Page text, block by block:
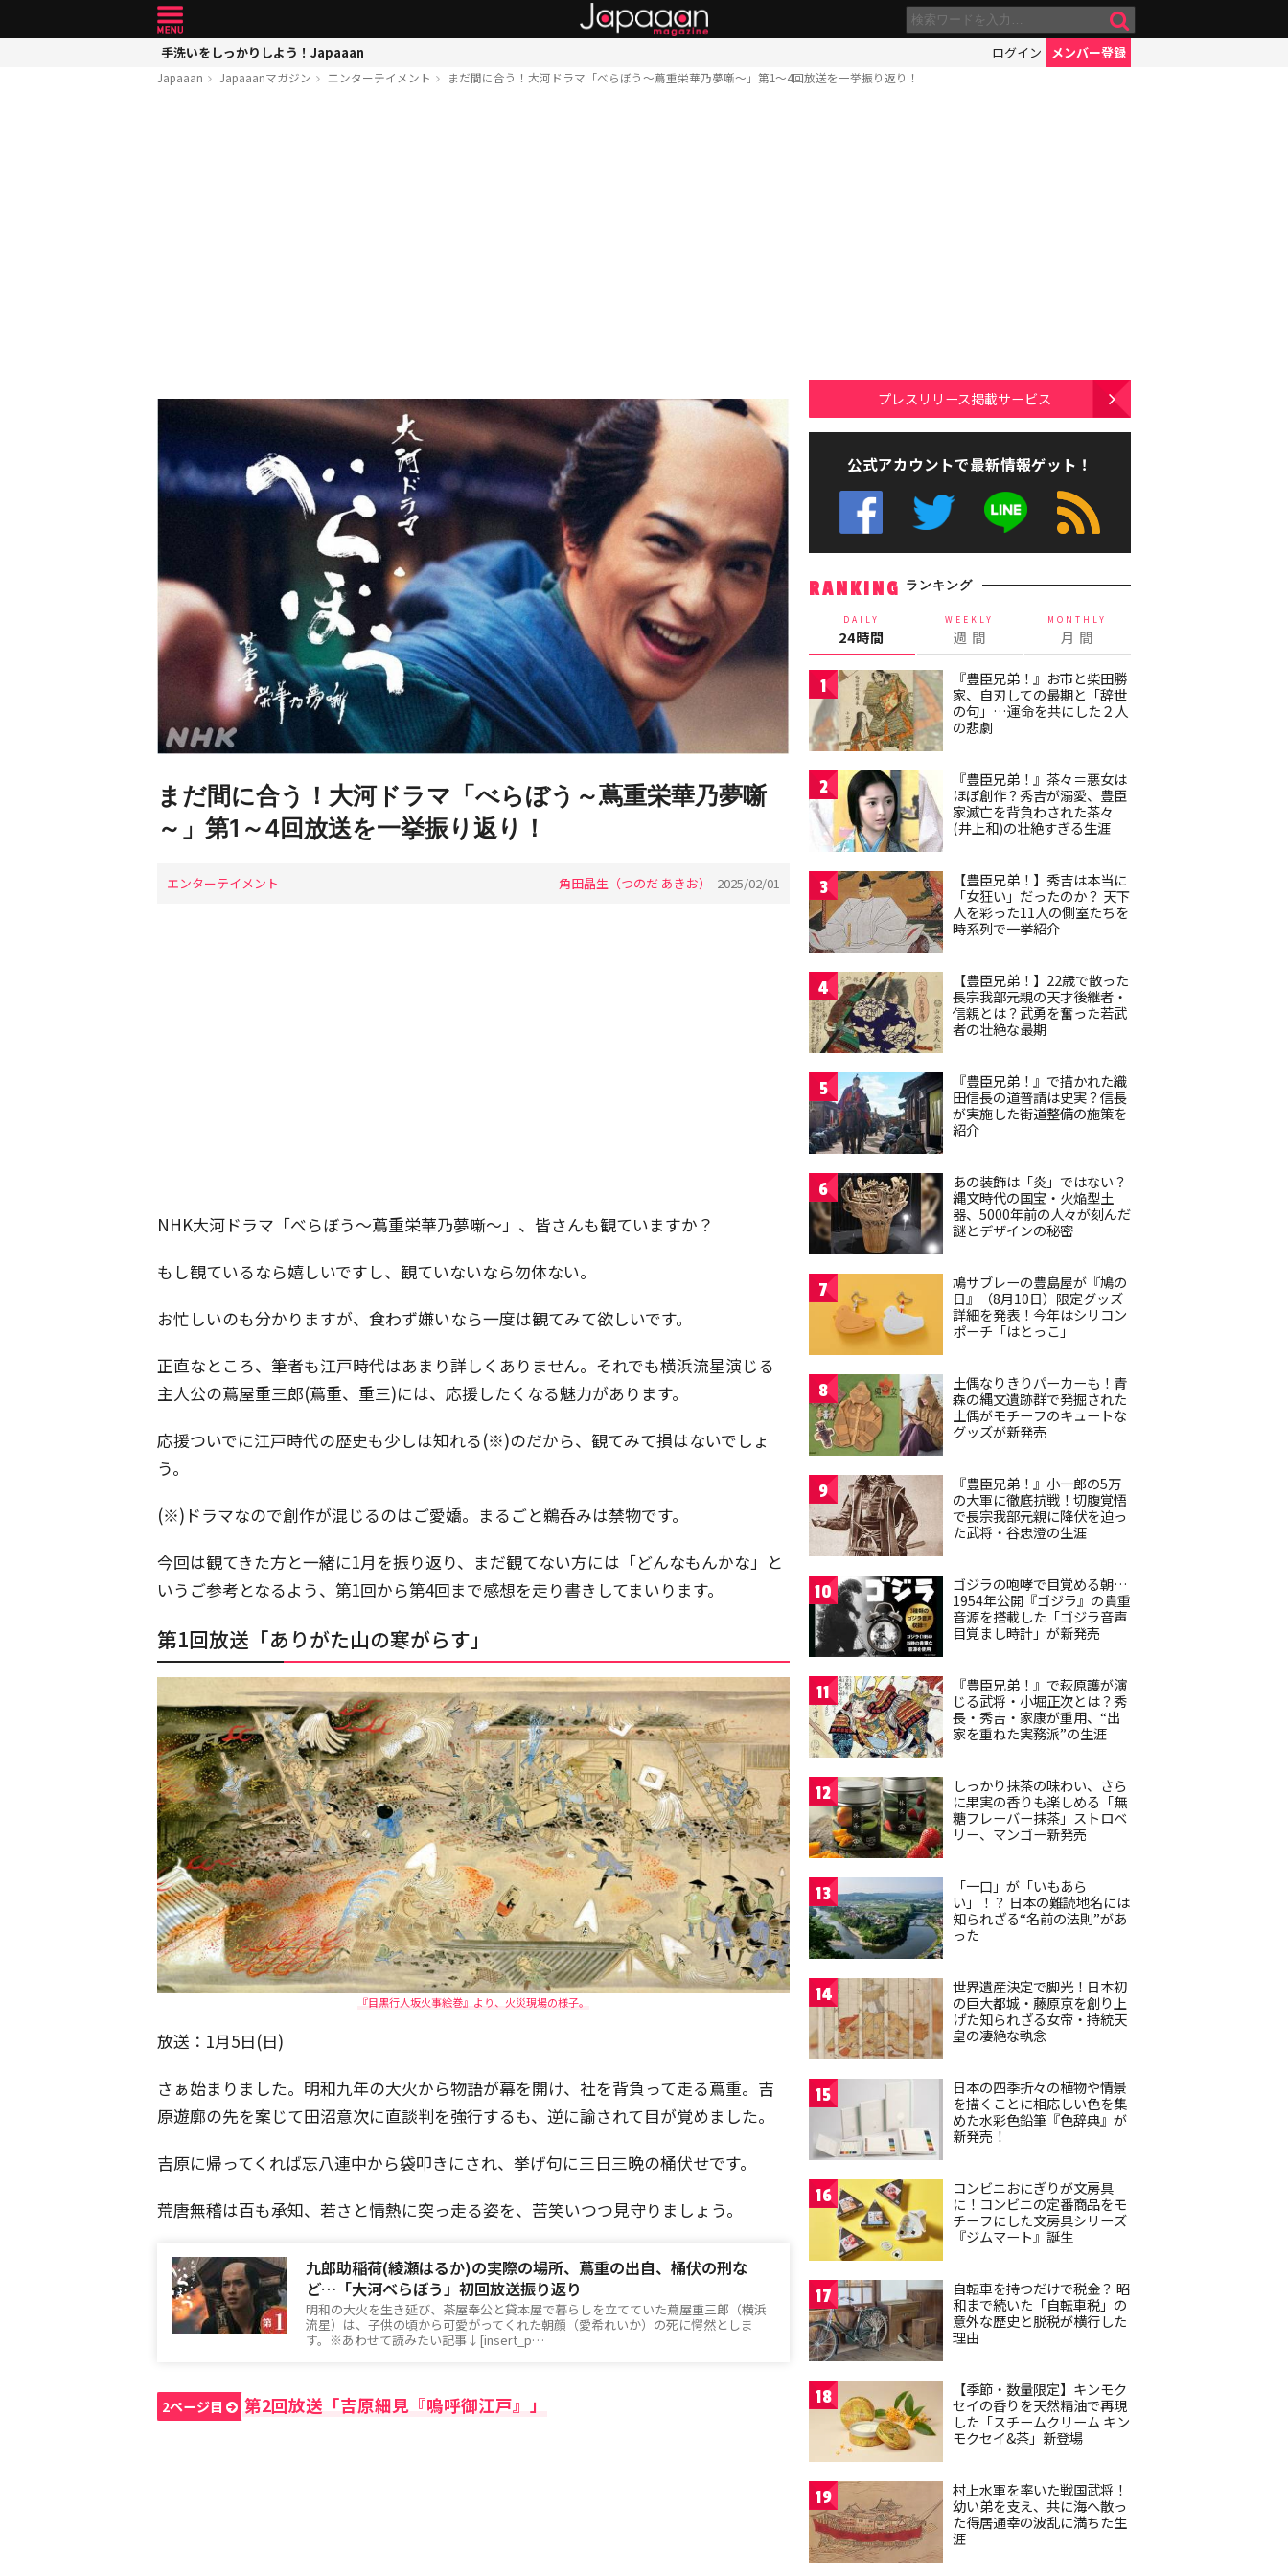
手洗いをしっかりしよう！Japaaan ログイン メンバー登録
Japaaan Japaaanマガジン エンターテイメント まだ間に合う！大河ドラマ「べらぼう～蔦重栄華乃夢噺～」第1～4回放送を一挙振り返り！
まだ間に合う！大河ドラマ「べらぼう～蔦重栄華乃夢噺
～」第1～4回放送を一挙振り返り！
エンターテイメント 角田晶生（つのだ あきお） 2025/02/01
NHK大河ドラマ「べらぼう～蔦重栄華乃夢噺～」、皆さんも観ていますか？
もし観ているなら嬉しいですし、観ていないなら勿体ない。
お忙しいのも分かりますが、食わず嫌いなら一度は観てみて欲しいです。
正直なところ、筆者も江戸時代はあまり詳しくありません。それでも横浜流星演じる
主人公の蔦屋重三郎(蔦重、重三)には、応援したくなる魅力があります。
応援ついでに江戸時代の歴史も少しは知れる(※)のだから、観てみて損はないでしょ
う。
(※)ドラマなので創作が混じるのはご愛嬌。まるごと鵜呑みは禁物です。
今回は観てきた方と一緒に1月を振り返り、まだ観てない方には「どんなもんかな」と
いうご参考となるよう、第1回から第4回まで感想を走り書きしてまいります。
第1回放送「ありがた山の寒がらす」
『目黒行人坂火事絵巻』より、火災現場の様子。
放送：1月5日(日)
さぁ始まりました。明和九年の大火から物語が幕を開け、社を背負って走る蔦重。吉
原遊廓の先を案じて田沼意次に直談判を強行するも、逆に諭されて目が覚めました。
吉原に帰ってくれば忘八連中から袋叩きにされ、挙げ句に三日三晩の桶伏せです。
荒唐無稽は百も承知、若さと情熱に突っ走る姿を、苦笑いつつ見守りましょう。
九郎助稲荷(綾瀬はるか)の実際の場所、蔦重の出自、桶伏の刑な
ど…「大河べらぼう」初回放送振り返り
明和の大火を生き延び、茶屋奉公と貸本屋で暮らしを立てていた蔦屋重三郎（横浜
流星）は、子供の頃から可愛がってくれた朝顔（愛希れいか）の死に愕然としま
す。※あわせて読みたい記事↓[insert_p…
2ページ目 第2回放送「吉原細見『嗚呼御江戸』」
プレスリリース掲載サービス
公式アカウントで最新情報ゲット！
RANKING ランキング
DAILY
24時間
WEEKLY
週 間
MONTHLY
月 間
1
『豊臣兄弟！』お市と柴田勝
家、自刃しての最期と「辞世
の句」…運命を共にした２人
の悲劇
2
『豊臣兄弟！』茶々＝悪女は
ほぼ創作？秀吉が溺愛、豊臣
家滅亡を背負わされた茶々
(井上和)の壮絶すぎる生涯
3
【豊臣兄弟！】秀吉は本当に
「女狂い」だったのか？ 天下
人を彩った11人の側室たちを
時系列で一挙紹介
4
【豊臣兄弟！】22歳で散った
長宗我部元親の天才後継者・
信親とは？武勇を奮った若武
者の壮絶な最期
5
『豊臣兄弟！』で描かれた織
田信長の道普請は史実？信長
が実施した街道整備の施策を
紹介
6
あの装飾は「炎」ではない？
縄文時代の国宝・火焔型土
器、5000年前の人々が刻んだ
謎とデザインの秘密
7
鳩サブレーの豊島屋が『鳩の
日』（8月10日）限定グッズ
詳細を発表！今年はシリコン
ポーチ「はとっこ」
8
土偶なりきりパーカーも！青
森の縄文遺跡群で発掘された
土偶がモチーフのキュートな
グッズが新発売
9
『豊臣兄弟！』小一郎の5万
の大軍に徹底抗戦！切腹覚悟
で長宗我部元親に降伏を迫っ
た武将・谷忠澄の生涯
10
ゴジラの咆哮で目覚める朝…
1954年公開『ゴジラ』の貴重
音源を搭載した「ゴジラ音声
目覚まし時計」が新発売
11
『豊臣兄弟！』で萩原護が演
じる武将・小堀正次とは？秀
長・秀吉・家康が重用、“出
家を重ねた実務派”の生涯
12
しっかり抹茶の味わい、さら
に果実の香りも楽しめる「無
糖フレーバー抹茶」ストロベ
リー、マンゴー新発売
13
「一口」が「いもあら
い」！？ 日本の難読地名には
知られざる“名前の法則”があ
った
14
世界遺産決定で脚光！日本初
の巨大都城・藤原京を創り上
げた知られざる女帝・持統天
皇の凄絶な執念
15
日本の四季折々の植物や情景
を描くことに相応しい色を集
めた水彩色鉛筆『色辞典』が
新発売！
16
コンビニおにぎりが文房具
に！コンビニの定番商品をモ
チーフにした文房具シリーズ
『ジムマート』誕生
17
自転車を持つだけで税金？ 昭
和まで続いた「自転車税」の
意外な歴史と脱税が横行した
理由
18
【季節・数量限定】キンモク
セイの香りを天然精油で再現
した「スチームクリーム キン
モクセイ&茶」新登場
19
村上水軍を率いた戦国武将！
幼い弟を支え、共に海へ散っ
た得居通幸の波乱に満ちた生
涯